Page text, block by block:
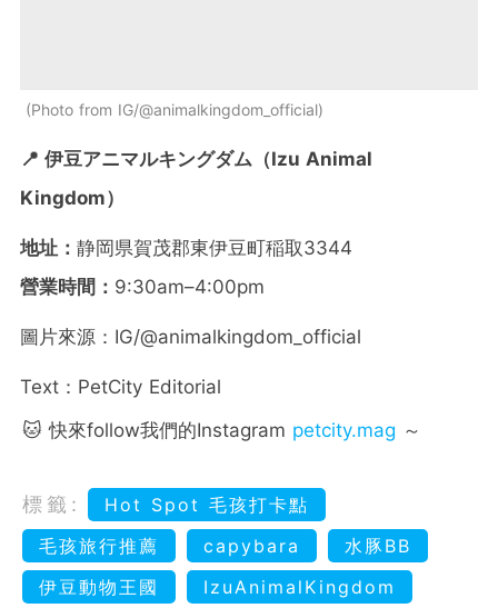
Photo from IG/@animalkingdom_official
📍 伊豆アニマルキングダム（Izu Animal
Kingdom）
地址： 静岡県賀茂郡東伊豆町稲取3344
營業時間： 9:30am–4:00pm
圖片來源：IG/@animalkingdom_official
Text：PetCity Editorial
🐱 快來follow我們的Instagram petcity.mag ～
標籤:
Hot Spot 毛孩打卡點
毛孩旅行推薦
capybara
水豚BB
伊豆動物王國
IzuAnimalKingdom